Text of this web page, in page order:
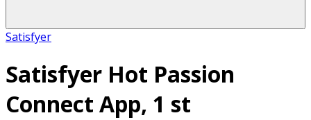
Satisfyer
Satisfyer Hot Passion
Connect App, 1 st